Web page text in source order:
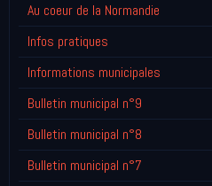
Au coeur de la Normandie
Infos pratiques
Informations municipales
Bulletin municipal n°9
Bulletin municipal n°8
Bulletin municipal n°7